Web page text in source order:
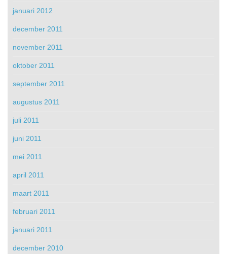
januari 2012
december 2011
november 2011
oktober 2011
september 2011
augustus 2011
juli 2011
juni 2011
mei 2011
april 2011
maart 2011
februari 2011
januari 2011
december 2010